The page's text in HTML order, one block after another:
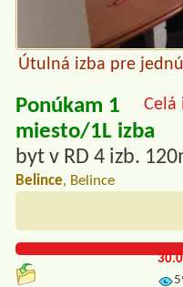
Útulná izba pre
Celá
Ponúkam 1
miesto/1L izba
byt v RD 4 izb.
Belince, Belince